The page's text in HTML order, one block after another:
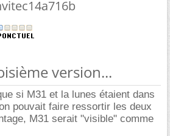
version...
si M31 et la lunes étaient dans
pouvait faire ressortir les deux
M31 serait "visible" comme